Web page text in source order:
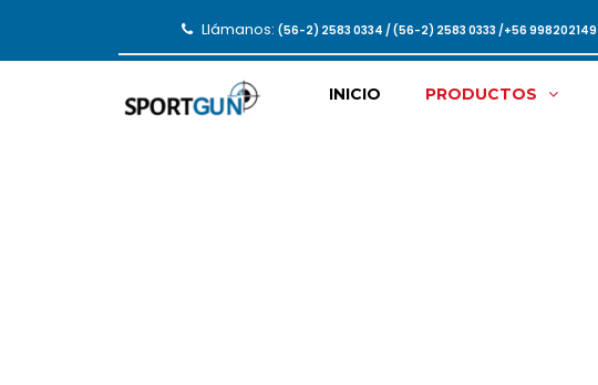
Llámanos: (56-2) 2583 0334 / (56-2) 2583 0333 /+56 998202149
INICIO PRODUCTOS